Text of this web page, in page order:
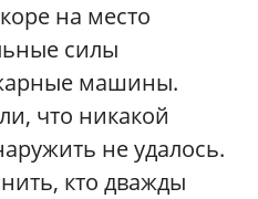
на место
силы
машины.
что никакой
не удалось.
кто дважды